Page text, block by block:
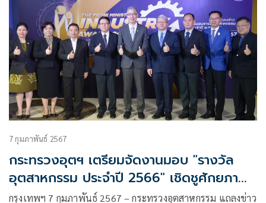
7 กุมภาพันธ์ 2567
กระทรวงอุตฯ เตรียมจัดงานมอบ "รางวัล
อุตสาหกรรม ประจำปี 2566" เชิดชูศักยภาพ
44 องค์กรต้นแบบ รับรางวัลจากนายก
กรุงเทพฯ 7 กุมภาพันธ์ 2567 – กระทรวงอุตสาหกรรม แถลงข่าว